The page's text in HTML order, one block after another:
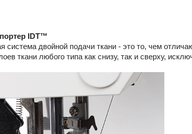
IDT™
система двойной подачи ткани - это то, чем
ткани любого типа как снизу, так и сверху,